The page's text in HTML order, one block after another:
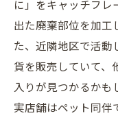
に」をキャッチフレ
出た廃棄部位を加工
た、近隣地区で活動
貨を販売していて、
入りが見つかるかも
実店舗はペット同伴